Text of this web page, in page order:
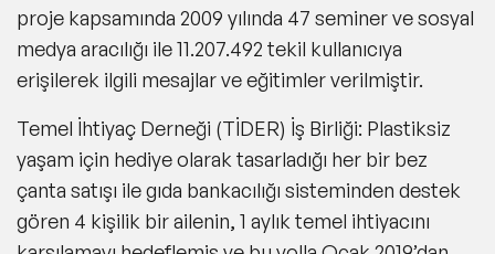
proje kapsamında 2009 yılında 47 seminer ve sosyal
medya aracılığı ile 11.207.492 tekil kullanıcıya
erişilerek ilgili mesajlar ve eğitimler verilmiştir.
Temel İhtiyaç Derneği (TİDER) İş Birliği: Plastiksiz
yaşam için hediye olarak tasarladığı her bir bez
çanta satışı ile gıda bankacılığı sisteminden destek
gören 4 kişilik bir ailenin, 1 aylık temel ihtiyacını